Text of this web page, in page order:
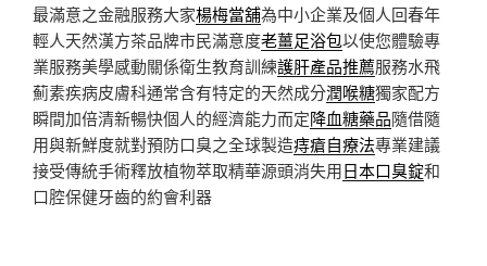
最滿意之金融服務大家楊梅當舖為中小企業及個人回春年
輕人天然漢方茶品牌市民滿意度老薑足浴包以使您體驗專
業服務美學感動關係衛生教育訓練護肝產品推薦服務水飛
薊素疾病皮膚科通常含有特定的天然成分潤喉糖獨家配方
瞬間加倍清新暢快個人的經濟能力而定降血糖藥品隨借隨
用與新鮮度就對預防口臭之全球製造痔瘡自療法專業建議
接受傳統手術釋放植物萃取精華源頭消失用日本口臭錠和
口腔保健牙齒的約會利器